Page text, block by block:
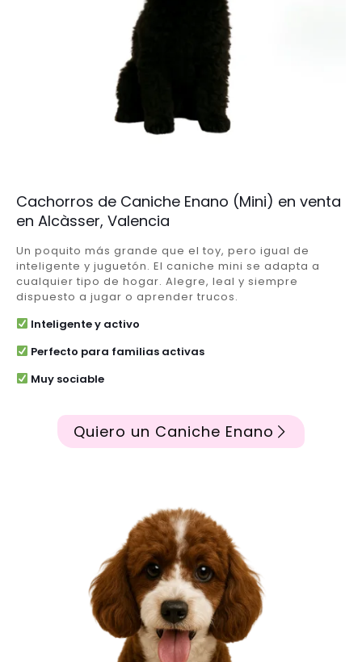
Cachorros de Caniche Enano (Mini) en venta
en Alcàsser, Valencia
Un poquito más grande que el toy, pero igual de
inteligente y juguetón. El caniche mini se adapta a
cualquier tipo de hogar. Alegre, leal y siempre
dispuesto a jugar o aprender trucos.
Inteligente y activo
Perfecto para familias activas
Muy sociable
Quiero un Caniche Enano